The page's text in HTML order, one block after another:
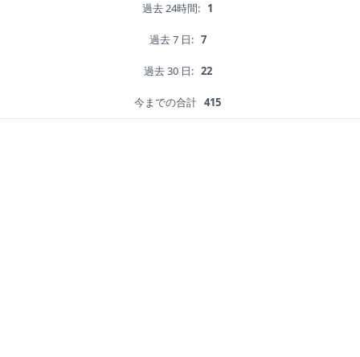
過去 24時間: 1
過去 7 日: 7
過去 30 日: 22
今までの合計 415